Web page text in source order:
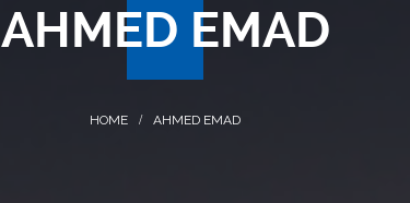
AHMED EMAD
AHMED EMAD